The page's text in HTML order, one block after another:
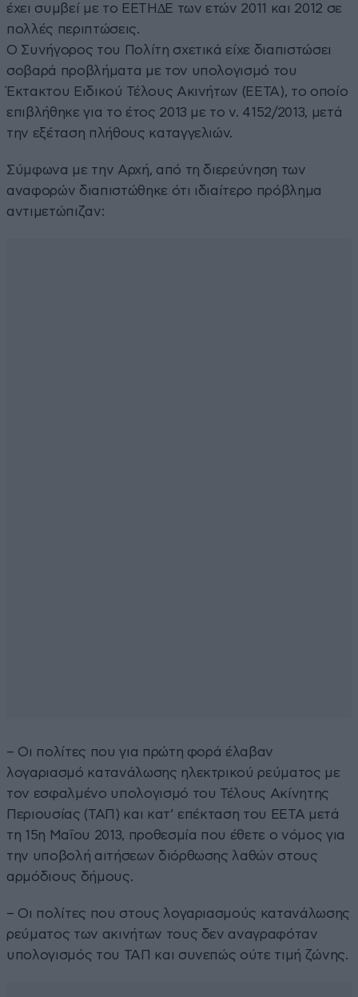
έχει συμβεί µε το ΕΕΤΗ∆Ε των ετών 2011 και 2012 σε
πολλές περιπτώσεις.
Ο Συνήγορος του Πολίτη σχετικά είχε διαπιστώσει
σοβαρά προβλήματα με τον υπολογισμό του
Έκτακτου Ειδικού Τέλους Ακινήτων (ΕΕΤΑ), το οποίο
επιβλήθηκε για το έτος 2013 με το ν. 4152/2013, μετά
την εξέταση πλήθους καταγγελιών.
Σύμφωνα με την Αρχή, από τη διερεύνηση των
αναφορών διαπιστώθηκε ότι ιδιαίτερο πρόβλημα
αντιμετώπιζαν:
– Οι πολίτες που για πρώτη φορά έλαβαν
λογαριασμό κατανάλωσης ηλεκτρικού ρεύματος µε
τον εσφαλμένο υπολογισμό του Τέλους Ακίνητης
Περιουσίας (ΤΑΠ) και κατ’ επέκταση του ΕΕΤΑ μετά
τη 15η Μαΐου 2013, προθεσμία που έθετε ο νόμος για
την υποβολή αιτήσεων διόρθωσης λαθών στους
αρμόδιους δήμους.
– Οι πολίτες που στους λογαριασμούς κατανάλωσης
ρεύματος των ακινήτων τους δεν αναγραφόταν
υπολογισμός του ΤΑΠ και συνεπώς ούτε τιμή ζώνης.